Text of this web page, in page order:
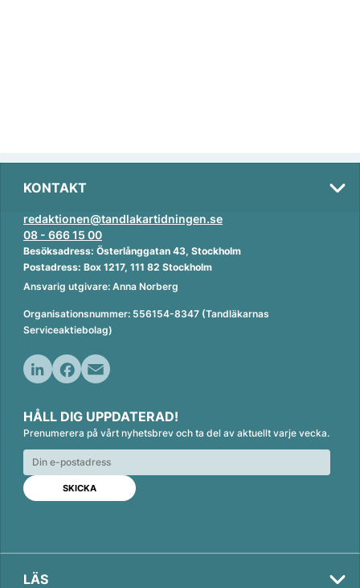
KONTAKT
redaktionen@tandlakartidningen.se
08 - 666 15 00
Besöksadress: Österlånggatan 43, Stockholm
Postadress: Box 1217, 111 82 Stockholm
Ansvarig utgivare: Anna Norberg
Organisationsnummer: 556154-8347 (Tandläkarnas
Serviceaktiebolag)
n
k
e
d
n
c
e
b
o
o
k
a
i
l
HÅLL DIG UPPDATERAD!
Prenumerera på vårt nyhetsbrev och ta del av aktuellt varje vecka.
LÄS